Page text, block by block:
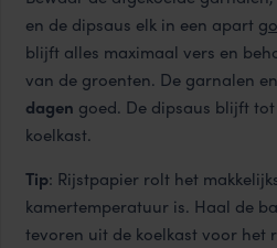
en de dipsaus elk in een apart
blijft alles maximaal vers en
van de groenten. De garnalen
dagen goed. De dipsaus blijft tot
koelkast.
Tip: Rijstpapier rolt het
kamertemperatuur is. Haal de
tevoren uit de koelkast voor het